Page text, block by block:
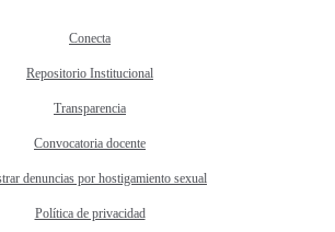
Conecta
Repositorio Institucional
Transparencia
Convocatoria docente
denuncias por hostigamiento sexual
Política de privacidad